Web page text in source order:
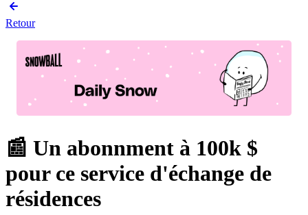
Retour
📰 Un abonnment à 100k $
pour ce service d'échange de
résidences